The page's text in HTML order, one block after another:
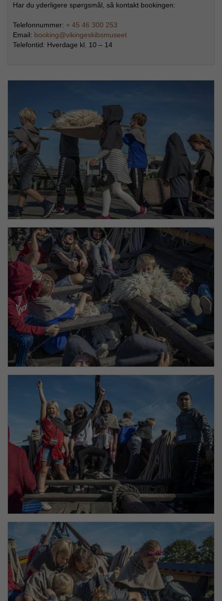
Har du yderligere spørgsmål, så kontakt bookingen:
Telefonnummer: + 45 46 300 253
Email: booking@vikingeskibsmuseet
Telefontid: Hverdage kl. 10 – 14